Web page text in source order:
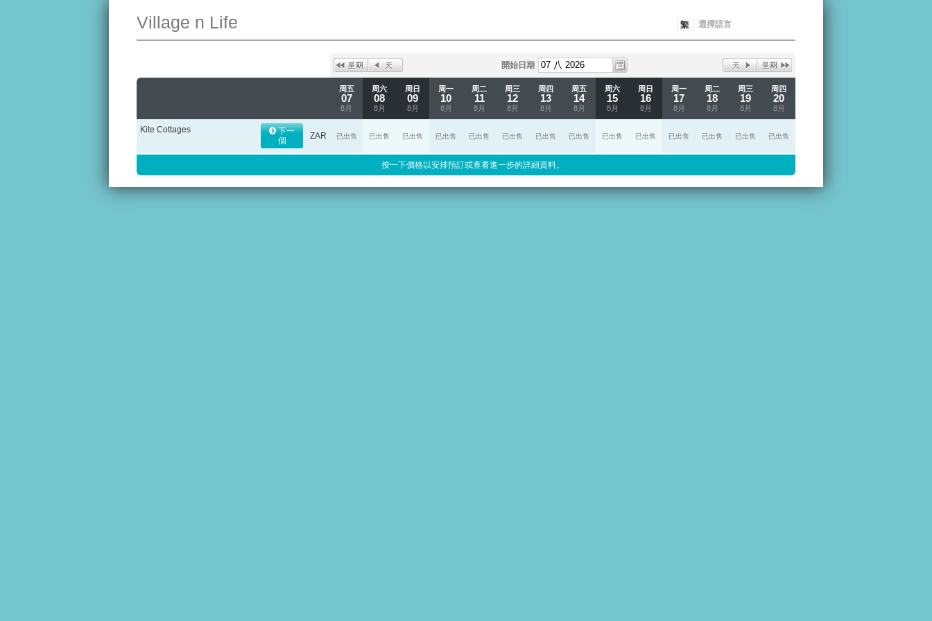
選擇語言
Village n Life
開始日期
周五
07
8月
周六
08
8月
周日
09
8月
周一
10
8月
周二
11
8月
周三
12
8月
周四
13
8月
周五
14
8月
周六
15
8月
周日
16
8月
周一
17
8月
周二
18
8月
周三
19
8月
周四
20
8月
Kite Cottages
下一
個
ZAR 已出售 已出售 已出售 已出售 已出售 已出售 已出售 已出售 已出售 已出售 已出售 已出售 已出售 已出售
按一下價格以安排預訂或查看進一步的詳細資料。